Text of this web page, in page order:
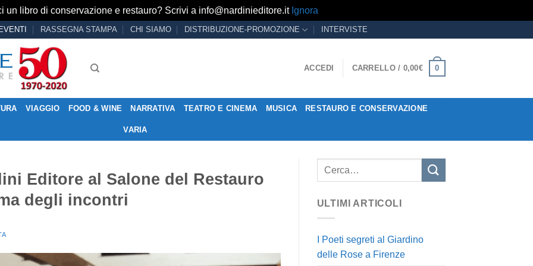
un libro di conservazione e restauro? Scrivi a info@nardinieditore.it Ignora
EVENTI RASSEGNA STAMPA CHI SIAMO DISTRIBUZIONE-PROMOZIONE INTERVISTE
ACCEDI CARRELLO / 0,00€ 0
VIAGGIO FOOD & WINE NARRATIVA TEATRO E CINEMA MUSICA RESTAURO E CONSERVAZIONE
VARIA
Editore al Salone del Restauro
degli incontri
ULTIMI ARTICOLI
I Poeti segreti al Giardino
delle Rose a Firenze